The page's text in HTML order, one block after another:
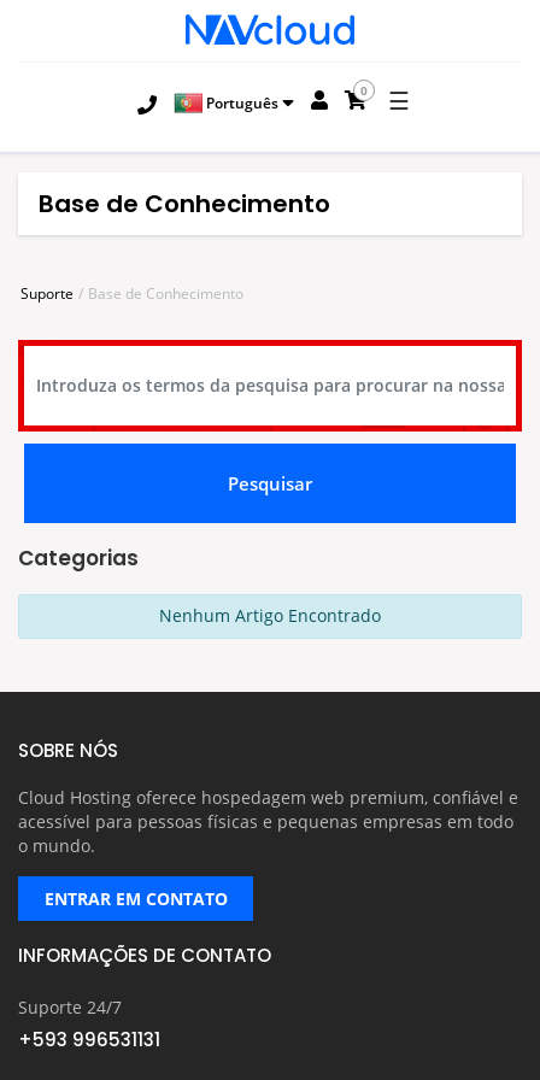
Português
0 ☰
Base de Conhecimento
Suporte Base de Conhecimento
Categorias
Nenhum Artigo Encontrado
SOBRE NÓS
Cloud Hosting oferece hospedagem web premium, confiável e
acessível para pessoas físicas e pequenas empresas em todo
o mundo.
ENTRAR EM CONTATO
INFORMAÇÕES DE CONTATO
Suporte 24/7
+593 996531131